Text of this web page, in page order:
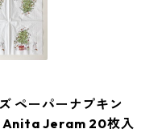
ペーパーナプキン
Anita Jeram 20枚入